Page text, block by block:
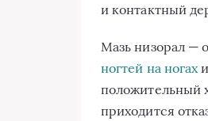
и контактный
Мазь низорал —
ногтей на ногах
положительный
приходится